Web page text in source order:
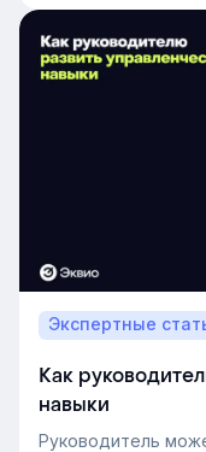
— что это на
и внутренних
искать полностью
развивать нужные
Экспертные
Как
навыки
Руководитель